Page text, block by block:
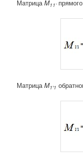
МатрицаM11‘
МатрицаM1′1